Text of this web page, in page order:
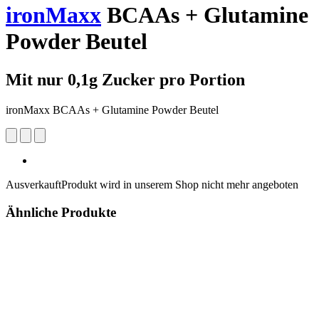
ironMaxx BCAAs + Glutamine
Powder Beutel
Mit nur 0,1g Zucker pro Portion
ironMaxx BCAAs + Glutamine Powder Beutel
AusverkauftProdukt wird in unserem Shop nicht mehr angeboten
Ähnliche Produkte